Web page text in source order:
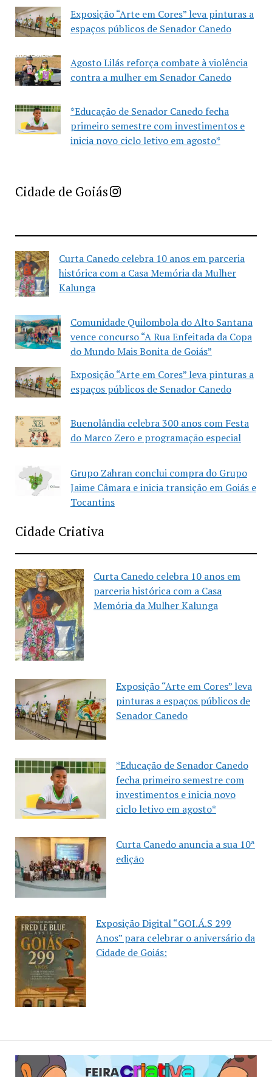
Exposição “Arte em Cores” leva pinturas a
espaços públicos de Senador Canedo
Agosto Lilás reforça combate à violência
contra a mulher em Senador Canedo
*Educação de Senador Canedo fecha
primeiro semestre com investimentos e
inicia novo ciclo letivo em agosto*
Cidade de GoiásImprensa Criativa da Cidade de Goiás
Curta Canedo celebra 10 anos em parceria
histórica com a Casa Memória da Mulher
Kalunga
Comunidade Quilombola do Alto Santana
vence concurso “A Rua Enfeitada da Copa
do Mundo Mais Bonita de Goiás”
Exposição “Arte em Cores” leva pinturas a
espaços públicos de Senador Canedo
Buenolândia celebra 300 anos com Festa
do Marco Zero e programação especial
Grupo Zahran conclui compra do Grupo
Jaime Câmara e inicia transição em Goiás e
Tocantins
Cidade Criativa
Curta Canedo celebra 10 anos em
parceria histórica com a Casa
Memória da Mulher Kalunga
Exposição “Arte em Cores” leva
pinturas a espaços públicos de
Senador Canedo
*Educação de Senador Canedo
fecha primeiro semestre com
investimentos e inicia novo
ciclo letivo em agosto*
Curta Canedo anuncia a sua 10ª
edição
Exposição Digital “GOI.Á.S 299
Anos” para celebrar o aniversário da
Cidade de Goiás: